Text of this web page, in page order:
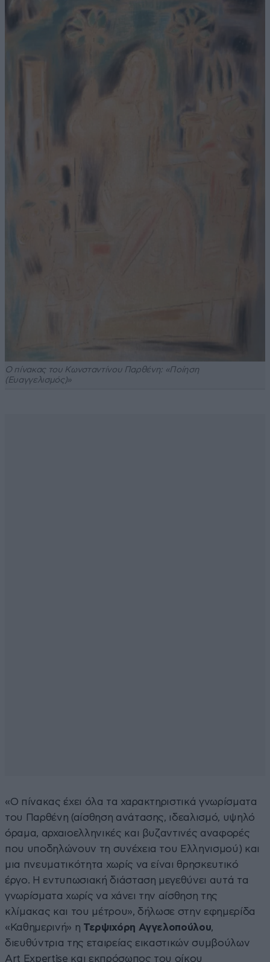
Ο πίνακας του Κωνσταντίνου Παρθένη: «Ποίηση
(Ευαγγελισμός)»
«Ο πίνακας έχει όλα τα χαρακτηριστικά γνωρίσματα
του Παρθένη (αίσθηση ανάτασης, ιδεαλισμό, υψηλό
όραμα, αρχαιοελληνικές και βυζαντινές αναφορές
που υποδηλώνουν τη συνέχεια του Ελληνισμού) και
μια πνευματικότητα χωρίς να είναι θρησκευτικό
έργο. Η εντυπωσιακή διάσταση μεγεθύνει αυτά τα
γνωρίσματα χωρίς να χάνει την αίσθηση της
κλίμακας και του μέτρου», δήλωσε στην εφημερίδα
«Καθημερινή» η Τερψιχόρη Αγγελοπούλου,
διευθύντρια της εταιρείας εικαστικών συμβούλων
Art Expertise και εκπρόσωπος του οίκου